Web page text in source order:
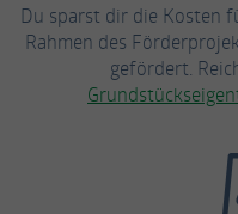
Du sparst dir die Kosten
Rahmen des
gefördert.
Zweck
Reihe